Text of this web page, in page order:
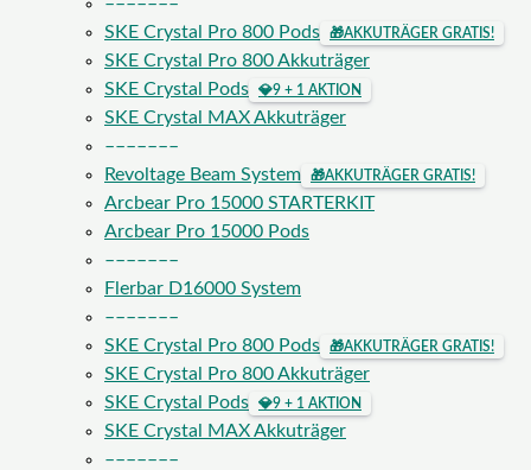
–––––––
SKE Crystal Pro 800 Pods
🎁AKKUTRÄGER GRATIS!
SKE Crystal Pro 800 Akkuträger
SKE Crystal Pods
💎9 + 1 AKTION
SKE Crystal MAX Akkuträger
–––––––
Revoltage Beam System
🎁AKKUTRÄGER GRATIS!
Arcbear Pro 15000 STARTERKIT
Arcbear Pro 15000 Pods
–––––––
Flerbar D16000 System
–––––––
SKE Crystal Pro 800 Pods
🎁AKKUTRÄGER GRATIS!
SKE Crystal Pro 800 Akkuträger
SKE Crystal Pods
💎9 + 1 AKTION
SKE Crystal MAX Akkuträger
–––––––